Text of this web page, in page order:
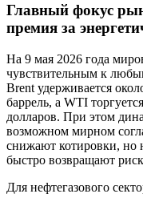
Главный фокус
премия за
На 9 мая 2026 года
чувствительным к
Brent удерживается
баррель, а WTI
долларов. При этом
возможном мирном
снижают котировки, но
быстро возвращают
Для нефтегазового